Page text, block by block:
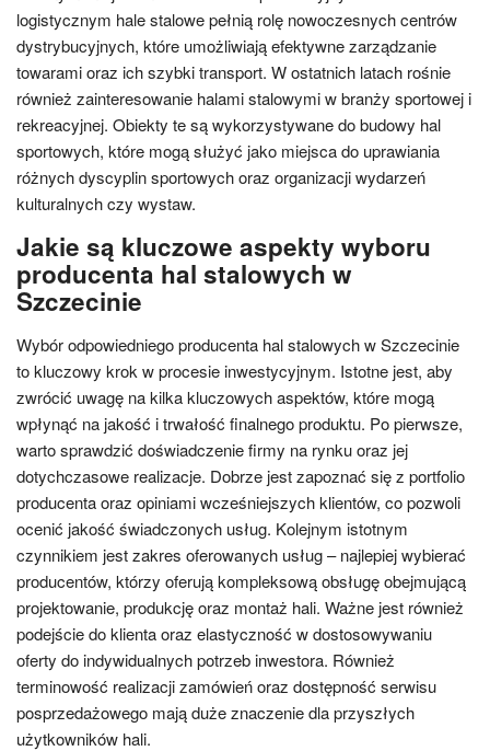
logistycznym hale stalowe pełnią rolę nowoczesnych centrów
dystrybucyjnych, które umożliwiają efektywne zarządzanie
towarami oraz ich szybki transport. W ostatnich latach rośnie
również zainteresowanie halami stalowymi w branży sportowej i
rekreacyjnej. Obiekty te są wykorzystywane do budowy hal
sportowych, które mogą służyć jako miejsca do uprawiania
różnych dyscyplin sportowych oraz organizacji wydarzeń
kulturalnych czy wystaw.
Jakie są kluczowe aspekty wyboru
producenta hal stalowych w
Szczecinie
Wybór odpowiedniego producenta hal stalowych w Szczecinie
to kluczowy krok w procesie inwestycyjnym. Istotne jest, aby
zwrócić uwagę na kilka kluczowych aspektów, które mogą
wpłynąć na jakość i trwałość finalnego produktu. Po pierwsze,
warto sprawdzić doświadczenie firmy na rynku oraz jej
dotychczasowe realizacje. Dobrze jest zapoznać się z portfolio
producenta oraz opiniami wcześniejszych klientów, co pozwoli
ocenić jakość świadczonych usług. Kolejnym istotnym
czynnikiem jest zakres oferowanych usług – najlepiej wybierać
producentów, którzy oferują kompleksową obsługę obejmującą
projektowanie, produkcję oraz montaż hali. Ważne jest również
podejście do klienta oraz elastyczność w dostosowywaniu
oferty do indywidualnych potrzeb inwestora. Również
terminowość realizacji zamówień oraz dostępność serwisu
posprzedażowego mają duże znaczenie dla przyszłych
użytkowników hali.